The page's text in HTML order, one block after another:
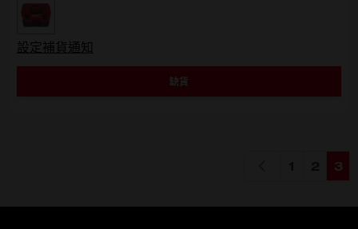
選擇型號M12 FVCL-0
設定補貨通知
缺貨
Page3